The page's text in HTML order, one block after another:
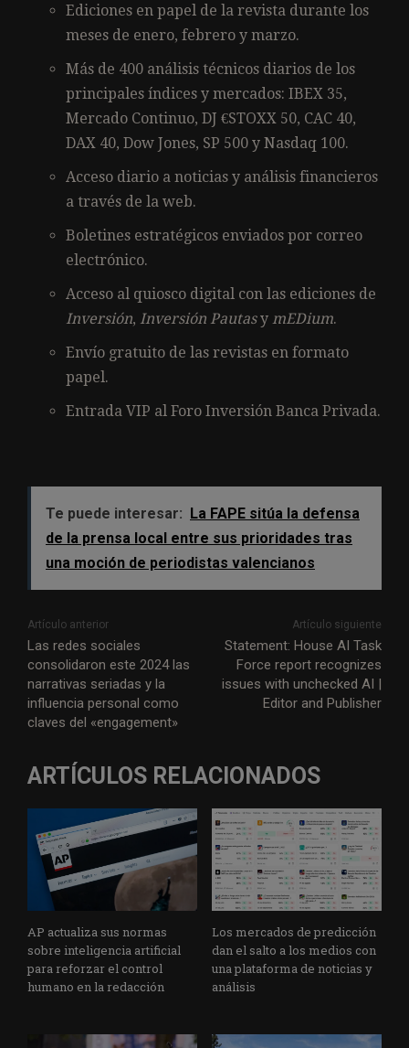
Ediciones en papel de la revista durante los
meses de enero, febrero y marzo.
Más de 400 análisis técnicos diarios de los
principales índices y mercados: IBEX 35,
Mercado Continuo, DJ €STOXX 50, CAC 40,
DAX 40, Dow Jones, SP 500 y Nasdaq 100.
Acceso diario a noticias y análisis financieros
a través de la web.
Boletines estratégicos enviados por correo
electrónico.
Acceso al quiosco digital con las ediciones de
Inversión, Inversión Pautasy mEDium.
Envío gratuito de las revistas en formato
papel.
Entrada VIP al Foro Inversión Banca Privada.
Te puede interesar:
La FAPE sitúa la defensa
de la prensa local entre sus prioridades tras
una moción de periodistas valencianos
Artículo anterior
Las redes sociales
consolidaron este 2024 las
narrativas seriadas y la
influencia personal como
claves del «engagement»
Artículo siguiente
Statement: House AI Task
Force report recognizes
issues with unchecked AI |
Editor and Publisher
ARTÍCULOS RELACIONADOS
AP actualiza sus normas
sobre inteligencia artificial
para reforzar el control
humano en la redacción
Los mercados de predicción
dan el salto a los medios con
una plataforma de noticias y
análisis